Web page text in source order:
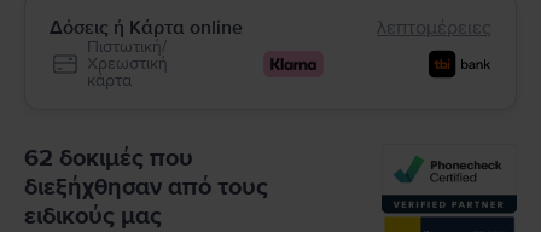
Δόσεις ή Κάρτα online λεπτομέρειες
Πιστωτική/
Χρεωστική
κάρτα
62 δοκιμές που
διεξήχθησαν από τους
ειδικούς μας